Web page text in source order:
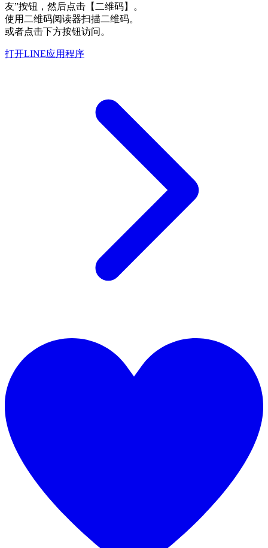
友”按钮，然后点击【二维码】。
使用二维码阅读器扫描二维码。
或者点击下方按钮访问。
打开LINE应用程序